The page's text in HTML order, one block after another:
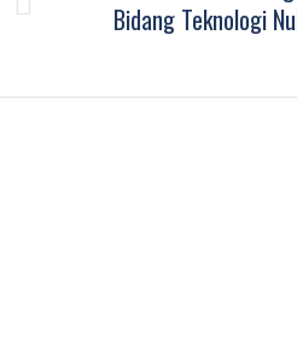
NextBidang Teknologi